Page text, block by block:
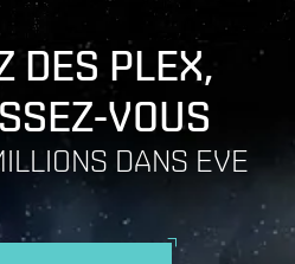
DES PLEX,
VOUS
DANS EVE